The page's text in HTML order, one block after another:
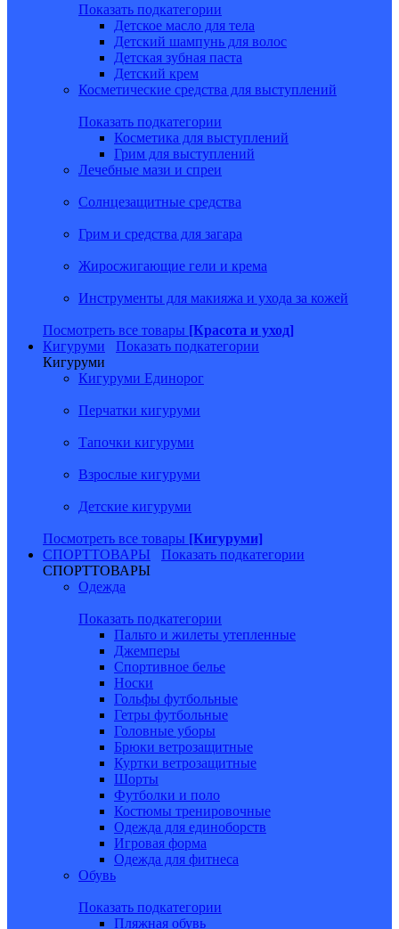
Показать подкатегории
Детское масло для тела
Детский шампунь для волос
Детская зубная паста
Детский крем
Косметические средства для выступлений
Показать подкатегории
Косметика для выступлений
Грим для выступлений
Лечебные мази и спреи
Солнцезащитные средства
Грим и средства для загара
Жиросжигающие гели и крема
Инструменты для макияжа и ухода за кожей
Посмотреть все товары [Красота и уход]
Кигуруми
Показать подкатегории
Кигуруми
Кигуруми Единорог
Перчатки кигуруми
Тапочки кигуруми
Взрослые кигуруми
Детские кигуруми
Посмотреть все товары [Кигуруми]
СПОРТТОВАРЫ
Показать подкатегории
СПОРТТОВАРЫ
Одежда
Показать подкатегории
Пальто и жилеты утепленные
Джемперы
Спортивное белье
Носки
Гольфы футбольные
Гетры футбольные
Головные уборы
Брюки ветрозащитные
Куртки ветрозащитные
Шорты
Футболки и поло
Костюмы тренировочные
Одежда для единоборств
Игровая форма
Одежда для фитнеса
Обувь
Показать подкатегории
Пляжная обувь